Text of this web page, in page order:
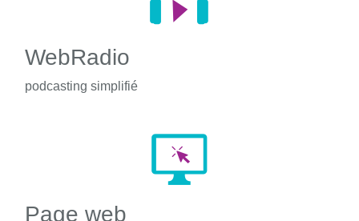
WebRadio
podcasting simplifié
Page web